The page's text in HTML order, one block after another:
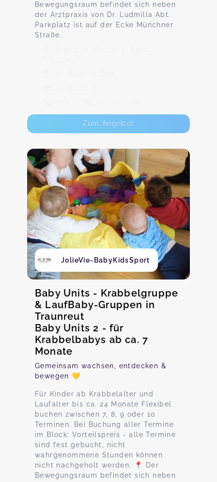
Bewegungsraum befindet sich neben
der Arztpraxis von Dr. Ludmilla Abt.
Parkplatz ist auf der Ecke Münchner
Straße.
Breslauer Straße 4, 83301
Traunreut
24. Sep - 3. Dez
Ab 91,00 €
Max. 7 TeilnehmerInnen
Zum Angebot
JolieVie-BabyKidsSport
Baby Units - Krabbelgruppe
& LaufBaby-Gruppen in
Traunreut
Baby Units 2 - für
Krabbelbabys ab ca. 7
Monate
Gemeinsam wachsen, entdecken &
bewegen 💛
Für Kinder ab Krabbelalter und
Laufalter bis ca. 24 Monate Flexibel
buchen zwischen 7, 8, 9 oder 10
Terminen. Bei Buchung aller Termine
im Block: Vorteilspreis - alle Termine
sind fest gebucht, nicht
wahrgenommene Stunden können
nicht nachgeholt werden. 📍 Der
Bewegungsraum befindet sich neben